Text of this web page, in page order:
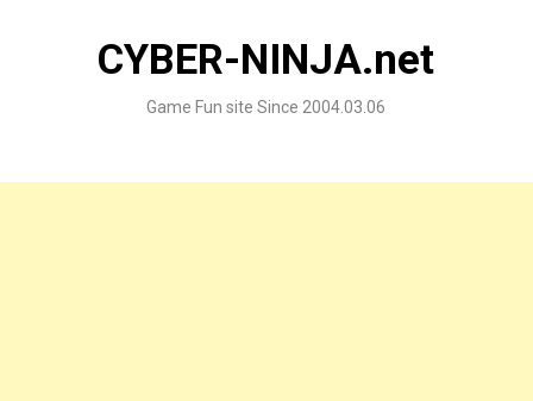
CYBER-NINJA.net
Game Fun site Since 2004.03.06